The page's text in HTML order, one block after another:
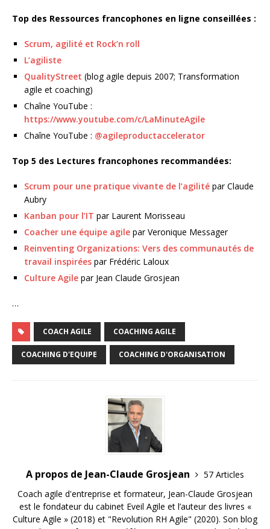
Top des Ressources francophones en ligne conseillées :
Scrum, agilité et Rock’n roll
L’agiliste
QualityStreet (blog agile depuis 2007; Transformation
agile et coaching)
Chaîne YouTube :
https://www.youtube.com/c/LaMinuteAgile
Chaîne YouTube : @agileproductaccelerator
Top 5 des Lectures francophones recommandées:
Scrum pour une pratique vivante de l’agilité par Claude
Aubry
Kanban pour l’IT par Laurent Morisseau
Coacher une équipe agile par Veronique Messager
Reinventing Organizations: Vers des communautés de
travail inspirées par Frédéric Laloux
Culture Agile par Jean Claude Grosjean
…
COACH AGILE COACHING AGILE
COACHING D'EQUIPE COACHING D'ORGANISATION
A propos de Jean-Claude Grosjean
57 Articles
Coach agile d'entreprise et formateur, Jean-Claude Grosjean
est le fondateur du cabinet Eveil Agile et l’auteur des livres «
Culture Agile » (2018) et "Revolution RH Agile" (2020). Son blog